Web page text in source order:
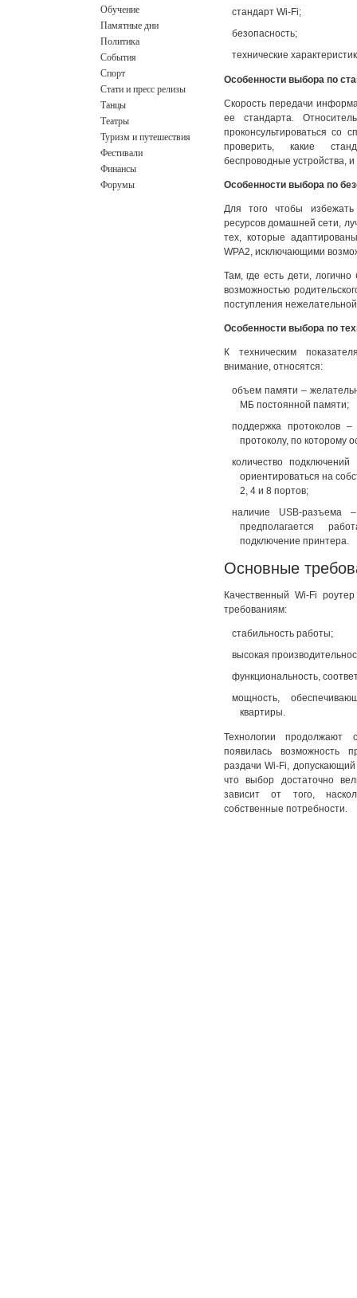
Обучение
Памятные дни
Политика
События
Спорт
Стати и пресс релизы
Танцы
Театры
Туризм и путешествия
Фестивали
Финансы
Форумы
стандарт Wi-Fi;
безопасность;
технические
Особенности выбора по
Скорость передачи
ее стандарта.
проконсультироваться со
проверить, какие
беспроводные устройства,
Особенности выбора по
Для того чтобы избежать
ресурсов домашней сети,
тех, которые
WPA2, исключающими
Там, где есть дети,
возможностью
поступления
Особенности выбора по
К техническим
внимание, относятся:
объем памяти –
МБ постоянной памяти;
поддержка протоколов –
протоколу, по которому
количество
ориентироваться на
2, 4 и 8 портов;
наличие USB-разъема
предполагается
подключение принтера.
Основные
Качественный Wi-Fi
требованиям:
стабильность работы;
высокая
функциональность,
мощность,
квартиры.
Технологии
появилась возможность
раздачи Wi-Fi,
что выбор достаточно
зависит от того,
собственные потребности.